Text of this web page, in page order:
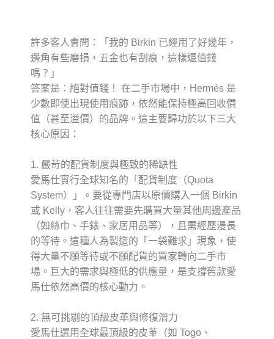
許多客人會問：「我的 Birkin 已經用了好幾年，
邊角有些磨損，五金也有刮痕，這樣還值錢
嗎？」
答案是： 絕對值錢！
在二手市場中，Hermès 是
少數即使出現使用痕跡，依然能保持極高回收價
值（甚至溢價）的品牌。這主要歸功於以下三大
核心原因：
1. 嚴苛的配貨制度與極致的稀缺性
愛馬仕實行全球知名的「配貨制度（Quota
System）」。要從專門店以原價購入一個 Birkin
或 Kelly，客人往往需要先購買大量其他周邊產品
（如絲巾、手錶、家居用品等），且需經歷漫長
的等待。這種人為製造的「一袋難求」現象，使
得大量不願等待或不願配貨的買家轉向二手市
場。 巨大的需求與極低的供應量 ，是支撐舊款愛
馬仕依然高價的核心動力。
2. 無可挑剔的頂級皮革與修復潛力
愛馬仕選用全球最頂級的皮革（如 Togo、